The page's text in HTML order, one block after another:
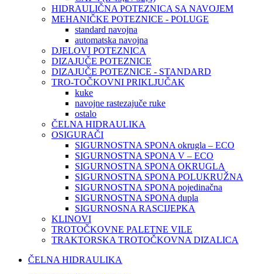
HIDRAULIČNA POTEZNICA SA NAVOJEM
MEHANIČKE POTEZNICE - POLUGE
standard navojna
automatska navojna
DJELOVI POTEZNICA
DIZAJUČE POTEZNICE
DIZAJUČE POTEZNICE - STANDARD
TRO-TOČKOVNI PRIKLJUČAK
kuke
navojne rastezajuče ruke
ostalo
ČELNA HIDRAULIKA
OSIGURAČI
SIGURNOSTNA SPONA okrugla – ECO
SIGURNOSTNA SPONA V – ECO
SIGURNOSTNA SPONA OKRUGLA
SIGURNOSTNA SPONA POLUKRUŽNA
SIGURNOSTNA SPONA pojedinačna
SIGURNOSTNA SPONA dupla
SIGURNOSNA RASCIJEPKA
KLINOVI
TROTOČKOVNE PALETNE VILE
TRAKTORSKA TROTOČKOVNA DIZALICA
ČELNA HIDRAULIKA